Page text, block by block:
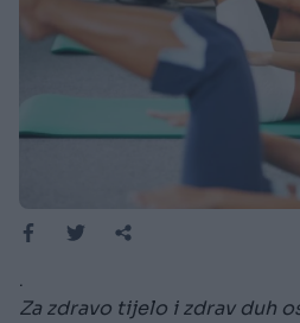
.
Za zdravo tijelo i zdrav duh